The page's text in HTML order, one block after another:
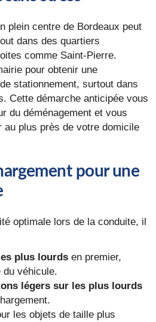
plein centre de Bordeaux peut
dans des quartiers
comme Saint-Pierre.
pour obtenir une
stationnement, surtout dans
Cette démarche anticipée vous
du déménagement et vous
au plus près de votre domicile
pour une
optimale lors de la conduite, il
plus lourds en premier,
du véhicule.
légers sur les plus lourds
les objets de taille plus